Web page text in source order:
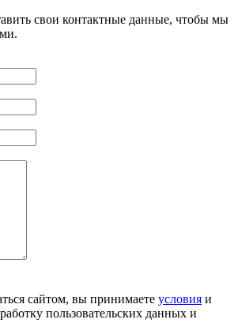
свои контактные данные, чтобы мы
сайтом, вы принимаете условия и
пользовательских данных и